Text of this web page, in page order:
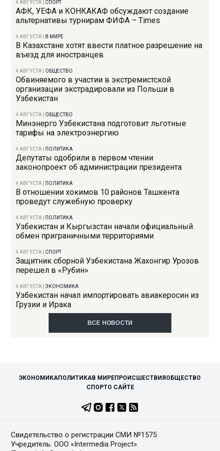
4 АВГУСТА СПОРТ
АФК, УЕФА и КОНКАКАФ обсуждают создание
альтернативы турнирам ФИФА – Times
4 АВГУСТА В МИРЕ
В Казахстане хотят ввести платное разрешение на
въезд для иностранцев
4 АВГУСТА ОБЩЕСТВО
Обвиняемого в участии в экстремистской
организации экстрадировали из Польши в
Узбекистан
4 АВГУСТА ОБЩЕСТВО
Минэнерго Узбекистана подготовит льготные
тарифы на электроэнергию
4 АВГУСТА ПОЛИТИКА
Депутаты одобрили в первом чтении
законопроект об администрации президента
4 АВГУСТА ПОЛИТИКА
В отношении хокимов 10 районов Ташкента
проведут служебную проверку
4 АВГУСТА ПОЛИТИКА
Узбекистан и Кыргызстан начали официальный
обмен приграничными территориями
4 АВГУСТА СПОРТ
Защитник сборной Узбекистана Жахонгир Урозов
перешел в «Рубин»
4 АВГУСТА |ЭКОНОМИКА
Узбекистан начал импортировать авиакеросин из
Грузии и Ирака
ВСЕ НОВОСТИ
ЭКОНОМИКАПОЛИТИКАВ МИРЕПРОИСШЕСТВИЯ ОБЩЕСТВО
СПОРТО САЙТЕ
Свидетельство о регистрации СМИ №1575
Учредитель: ООО «Intermedia Project»